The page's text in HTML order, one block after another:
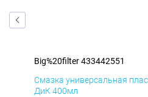
Big%20filter 433442551
Смазка универсальная
ДиК 400мл